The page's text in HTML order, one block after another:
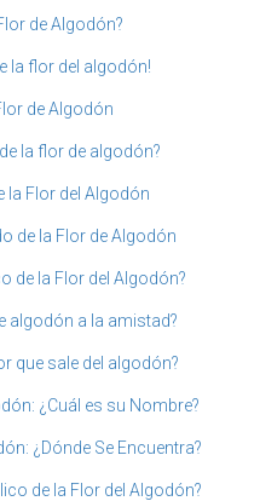
de Algodón?
la flor del algodón!
de Algodón
la flor de algodón?
la Flor del Algodón
de la Flor de Algodón
de la Flor del Algodón?
algodón a la amistad?
que sale del algodón?
¿Cuál es su Nombre?
¿Dónde Se Encuentra?
de la Flor del Algodón?